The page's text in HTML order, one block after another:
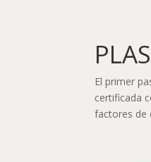
El primer
certificada
factores de